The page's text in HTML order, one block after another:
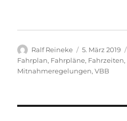
Autor
Ralf Reineke
Veröffentlicht
am
5. März 2019
Fahrplan, Fahrpläne, Fahrzeiten,
Mitnahmeregelungen,VBB